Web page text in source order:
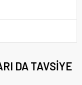
DA TAVSIYE